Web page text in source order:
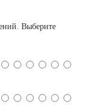
Выберите